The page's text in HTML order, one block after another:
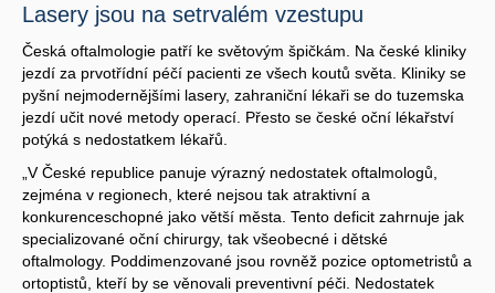
Lasery jsou na setrvalém vzestupu
Česká oftalmologie patří ke světovým špičkám. Na české kliniky
jezdí za prvotřídní péčí pacienti ze všech koutů světa. Kliniky se
pyšní nejmodernějšími lasery, zahraniční lékaři se do tuzemska
jezdí učit nové metody operací. Přesto se české oční lékařství
potýká s nedostatkem lékařů.
„V České republice panuje výrazný nedostatek oftalmologů,
zejména v regionech, které nejsou tak atraktivní a
konkurenceschopné jako větší města. Tento deficit zahrnuje jak
specializované oční chirurgy, tak všeobecné i dětské
oftalmology. Poddimenzované jsou rovněž pozice optometristů a
ortoptistů, kteří by se věnovali preventivní péči. Nedostatek